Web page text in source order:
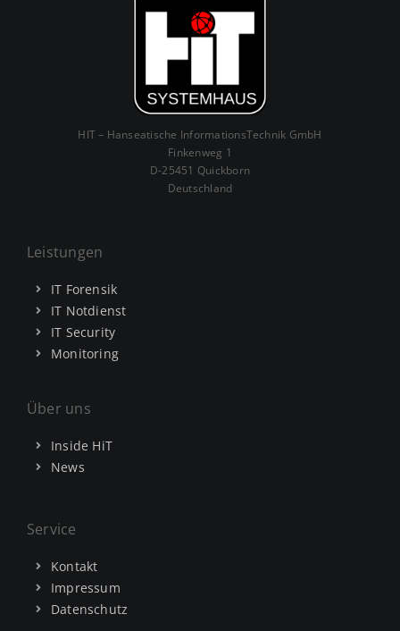
HIT – Hanseatische InformationsTechnik GmbH
Finkenweg 1
D-25451 Quickborn
Deutschland
Leistungen
IT Forensik
IT Notdienst
IT Security
Monitoring
Über uns
Inside HiT
News
Service
Kontakt
Impressum
Datenschutz